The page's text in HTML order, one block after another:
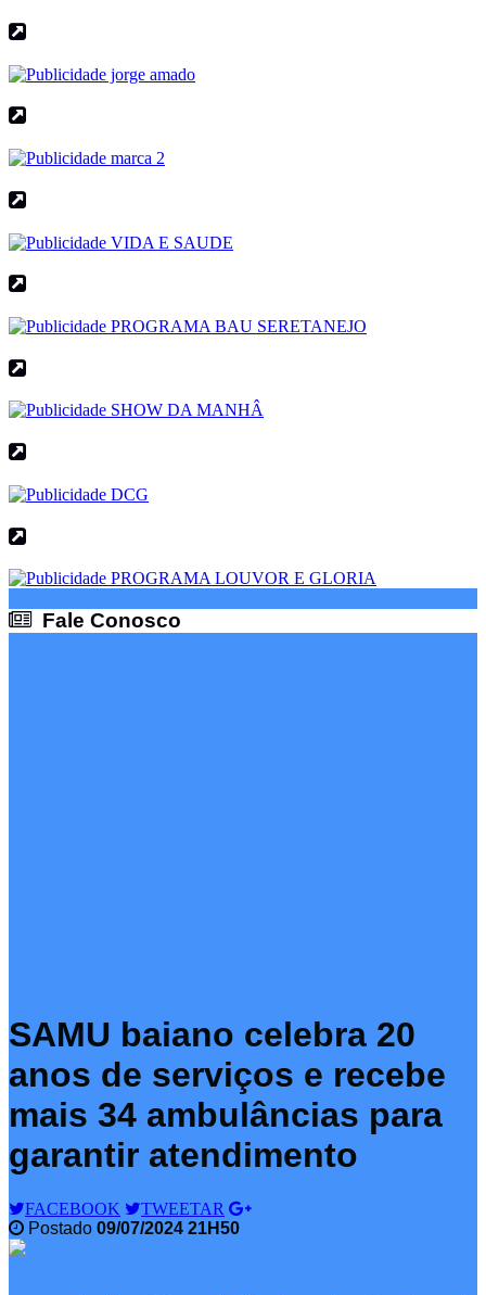
Fale Conosco
SAMU baiano celebra 20
anos de serviços e recebe
mais 34 ambulâncias para
garantir atendimento
FACEBOOK
TWEETAR
Postado 09/07/2024 21H50